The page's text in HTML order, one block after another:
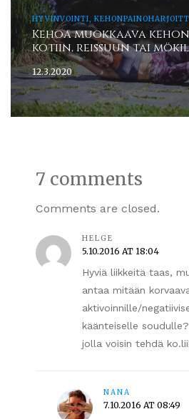
HYVINVOINTI,
Kehoa muokkaava
kotiin, reissuun tai
12.3.2020
7 comments
Comments are closed.
HELGE
5.10.2016 AT 18:04
Hyviä liikkeitä taas,
antaa mitään
aktivoinnille/
käänteiselle
jolla voisin tehdä
NANA
7.10.2016 AT 08:49